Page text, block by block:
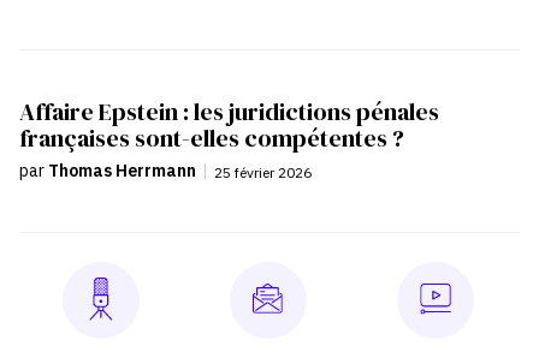
Affaire Epstein : les juridictions pénales
françaises sont-elles compétentes ?
par Thomas Herrmann | 25 février 2026